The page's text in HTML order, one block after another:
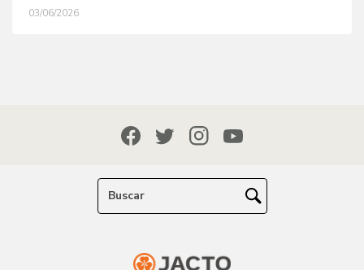
03/06/2026